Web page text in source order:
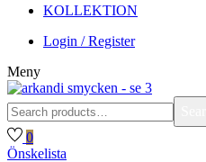
KOLLEKTION
Login / Register
Meny
Search
for:>
0
Önskelista